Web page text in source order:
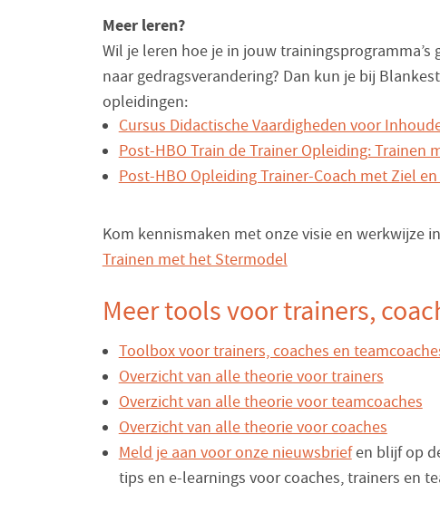
Meer leren?
Wil je leren hoe je in jouw
naar gedragsverandering? Dan kun je bij
opleidingen:
Cursus Didactische Vaardigheden voor
Post-HBO Train de Trainer Opleiding: Trainen
Post-HBO Opleiding Trainer-Coach met Ziel
Kom kennismaken met onze visie en werkwijze
Trainen met het Stermodel
Meer tools voor trainers,
Toolbox voor trainers, coaches en
Overzicht van alle theorie voor trainers
Overzicht van alle theorie voor teamcoaches
Overzicht van alle theorie voor coaches
Meld je aan voor onze nieuwsbriefen blijf op
tips en e-learnings voor coaches, trainers en